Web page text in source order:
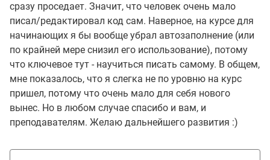
сразу проседает. Значит, что человек очень мало
писал/редактировал код сам. Наверное, на курсе для
начинающих я бы вообще убрал автозаполнение (или
по крайней мере снизил его использование), потому
что ключевое тут - научиться писать самому. В общем,
мне показалось, что я слегка не по уровню на курс
пришел, потому что очень мало для себя нового
вынес. Но в любом случае спасибо и вам, и
преподавателям. Желаю дальнейшего развития :)